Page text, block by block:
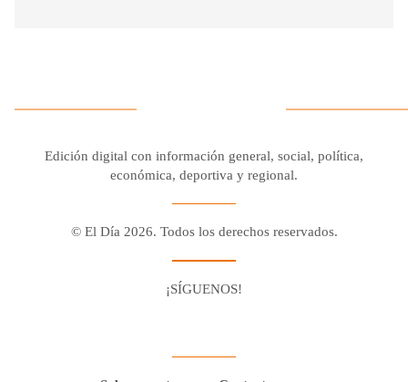
Edición digital con información general, social, política,
económica, deportiva y regional.
© El Día 2026. Todos los derechos reservados.
¡SÍGUENOS!